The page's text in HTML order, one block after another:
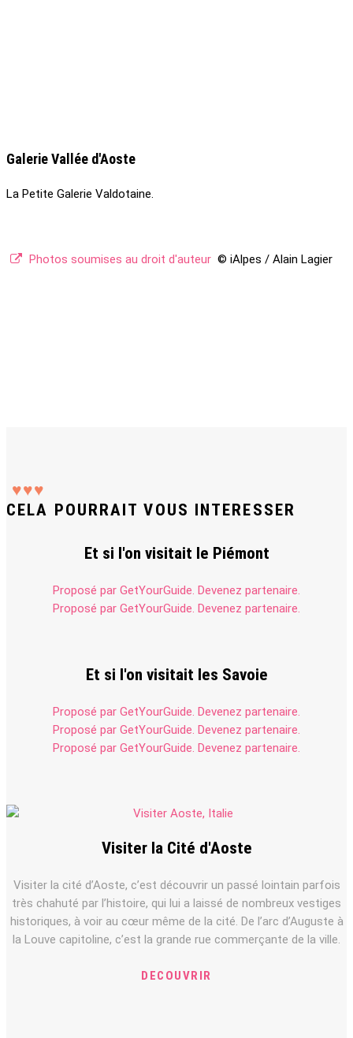
Galerie Vallée d'Aoste
La Petite Galerie Valdotaine.
Photos soumises au droit d'auteur © iAlpes / Alain Lagier
♥♥♥
CELA POURRAIT VOUS INTERESSER
Et si l'on visitait le Piémont
Proposé par GetYourGuide. Devenez partenaire.
Proposé par GetYourGuide. Devenez partenaire.
Et si l'on visitait les Savoie
Proposé par GetYourGuide. Devenez partenaire.
Proposé par GetYourGuide. Devenez partenaire.
Proposé par GetYourGuide. Devenez partenaire.
Visiter la Cité d'Aoste
Visiter la cité d’Aoste, c’est découvrir un passé lointain parfois
très chahuté par l’histoire, qui lui a laissé de nombreux vestiges
historiques, à voir au cœur même de la cité. De l’arc d’Auguste à
la Louve capitoline, c’est la grande rue commerçante de la ville.
DECOUVRIR